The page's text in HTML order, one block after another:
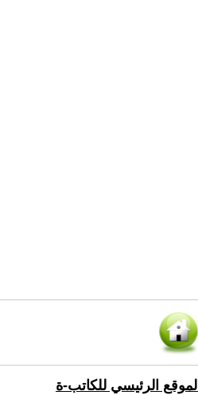
الموقع الرئيسي للكاتب-ة